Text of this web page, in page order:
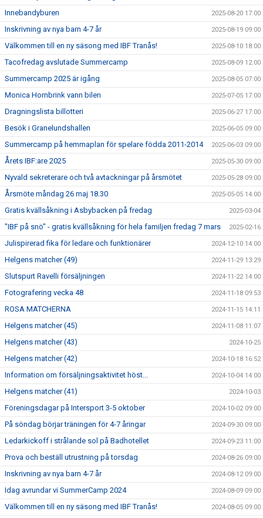
Innebandyburen 2025-08-20 17:00
Inskrivning av nya barn 4-7 år 2025-08-19 09:00
Välkommen till en ny säsong med IBF Tranås! 2025-08-10 18:00
Tacofredag avslutade Summercamp 2025-08-09 12:00
Summercamp 2025 är igång 2025-08-05 07:00
Monica Hornbrink vann bilen 2025-07-05 17:00
Dragningslista billotteri 2025-06-27 17:00
Besök i Granelundshallen 2025-06-05 09:00
Summercamp på hemmaplan för spelare födda 2011-2014 2025-06-03 09:00
Årets IBF:are 2025 2025-05-30 09:00
Nyvald sekreterare och två avtackningar på årsmötet 2025-05-28 09:00
Årsmöte måndag 26 maj 18.30 2025-05-05 14:00
Gratis kvällsåkning i Asbybacken på fredag 2025-03-04
"IBF på snö" - gratis kvällsåkning för hela familjen fredag 7 mars 2025-02-16
Julispirerad fika för ledare och funktionärer 2024-12-10 14:00
Helgens matcher (49) 2024-11-29 13:29
Slutspurt Ravelli försäljningen 2024-11-22 14:00
Fotografering vecka 48 2024-11-18 09:53
ROSA MATCHERNA 2024-11-15 14:11
Helgens matcher (45) 2024-11-08 11:07
Helgens matcher (43) 2024-10-25
Helgens matcher (42) 2024-10-18 16:52
Information om försäljningsaktivitet höst... 2024-10-04 14:00
Helgens matcher (41) 2024-10-03
Föreningsdagar på Intersport 3-5 oktober 2024-10-02 09:00
På söndag börjar träningen för 4-7 åringar 2024-09-30 09:00
Ledarkickoff i strålande sol på Badhotellet 2024-09-23 11:00
Prova och beställ utrustning på torsdag 2024-08-26 09:00
Inskrivning av nya barn 4-7 år 2024-08-12 09:00
Idag avrundar vi SummerCamp 2024 2024-08-09 09:00
Välkommen till en ny säsong med IBF Tranås! 2024-08-05 09:00